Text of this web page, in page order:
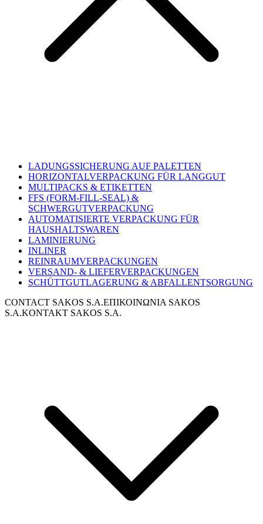
LADUNGSSICHERUNG AUF PALETTEN
HORIZONTALVERPACKUNG FÜR LANGGUT
MULTIPACKS & ETIKETTEN
FFS (FORM-FILL-SEAL) &
SCHWERGUTVERPACKUNG
AUTOMATISIERTE VERPACKUNG FÜR
HAUSHALTSWAREN
LAMINIERUNG
INLINER
REINRAUMVERPACKUNGEN
VERSAND- & LIEFERVERPACKUNGEN
SCHÜTTGUTLAGERUNG & ABFALLENTSORGUNG
CONTACT SAKOS S.A.ΕΠΙΚΟΙΝΩΝΙΑ SAKOS
S.A.KONTAKT SAKOS S.A.